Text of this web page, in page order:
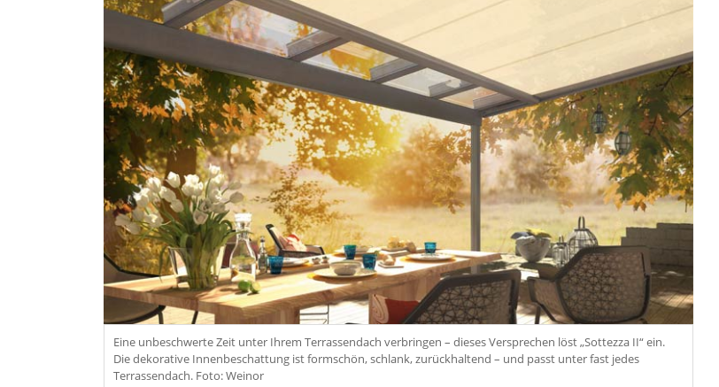
Eine unbeschwerte Zeit unter Ihrem Terrassendach verbringen – dieses Versprechen löst „Sottezza II“ ein.
Die dekorative Innenbeschattung ist formschön, schlank, zurückhaltend – und passt unter fast jedes
Terrassendach. Foto: Weinor